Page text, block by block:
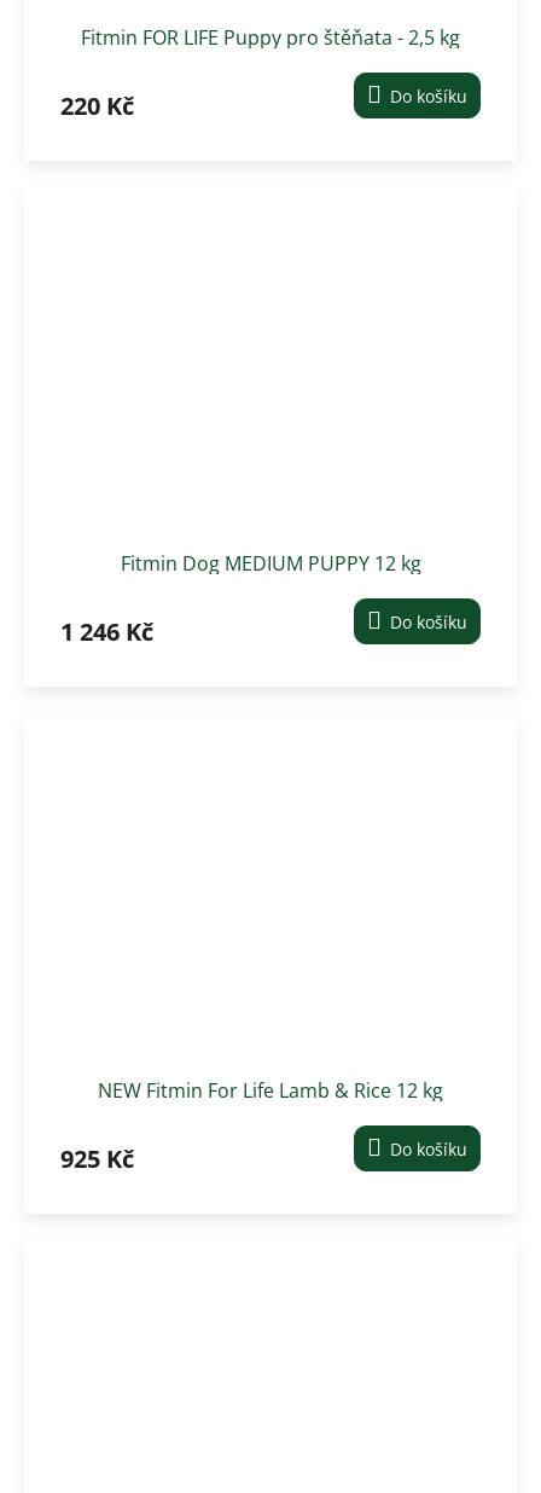
Fitmin FOR LIFE Puppy pro štěňata - 2,5 kg
220 Kč Do košíku
Fitmin Dog MEDIUM PUPPY 12 kg
1 246 Kč Do košíku
NEW Fitmin For Life Lamb & Rice 12 kg
925 Kč Do košíku